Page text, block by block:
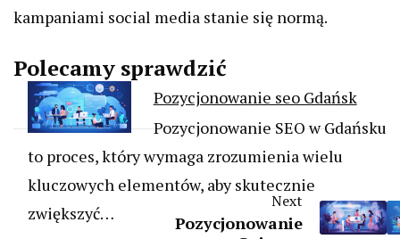
kampaniami social media stanie się normą.
Polecamy sprawdzić
Pozycjonowanie seo Gdańsk
Pozycjonowanie SEO w Gdańsku
to proces, który wymaga zrozumienia wielu
kluczowych elementów, aby skutecznie
zwiększyć…
Next
Pozycjonowanie